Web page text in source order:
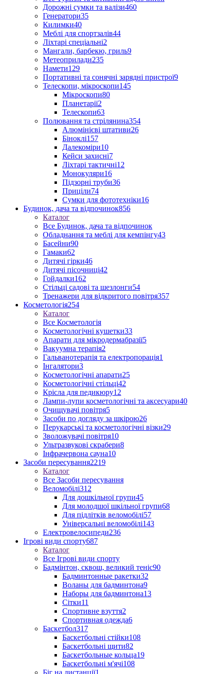
Дорожні сумки та валізи460
Генератори35
Килимки40
Меблі для спортзалів44
Ліхтарі спеціальні2
Мангали, барбекю, гриль9
Метеоприлади235
Намети129
Портативні та сонячні зарядні пристрої9
Телескопи, мікроскопи145
Мікроскопи80
Планетарії2
Телескопи63
Полювання та стрілянина354
Алюмінієві штативи26
Біноклі157
Далекоміри10
Кейси захисні7
Ліхтарі тактичні12
Монокуляри16
Підзорні труби36
Приціли74
Сумки для фототехніки16
Будинок, дача та відпочинок856
Каталог
Все Будинок, дача та відпочинок
Обладнання та меблі для кемпінгу43
Басейни90
Гамаки62
Дитячі гірки46
Дитячі пісочниці42
Гойдалки162
Стільці садові та шезлонги54
Тренажери для відкритого повітря357
Косметологія254
Каталог
Все Косметологія
Косметологічні кушетки33
Апарати для мікродермабразії5
Вакуумна терапія2
Гальванотерапія та електропорація1
Інгалятори3
Косметологічні апарати25
Косметологічні стільці42
Крісла для педикюру12
Лампи-лупи косметологічні та аксесуари40
Очищувачі повітря5
Засоби по догляду за шкірою26
Перукарські та косметологічні візки29
Зволожувачі повітря10
Ультразвукові скрабери8
Інфрачервона сауна10
Засоби пересування2219
Каталог
Все Засоби пересування
Веломобілі312
Для дошкільної групи45
Для молодшої шкільної групи68
Для підлітків веломобілі57
Універсальні веломобілі143
Електровелосипеди236
Ігрові види спорту687
Каталог
Все Ігрові види спорту
Бадмінтон, сквош, великий теніс90
Бадминтонные ракетки32
Воланы для бадминтона9
Наборы для бадминтона13
Сітки11
Спортивне взуття2
Спортивная одежда6
Баскетбол317
Баскетбольні стійки108
Баскетбольні щити82
Баскетбольные кольца19
Баскетбольні м'ячі108
Біг на дистанції1